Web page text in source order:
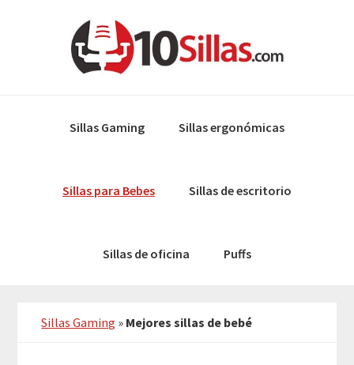
Sillas Gaming Sillas ergonómicas
Sillas para Bebes Sillas de escritorio
Sillas de oficina Puffs
Sillas Gaming » Mejores sillas de bebé